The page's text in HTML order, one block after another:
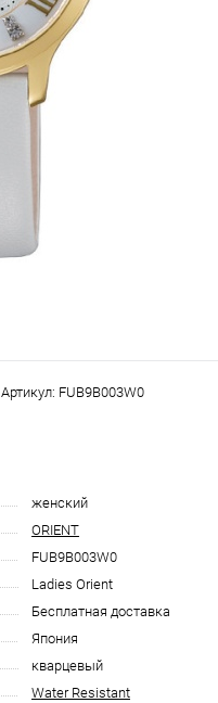
Артикул: FUB9B003W0
женский
ORIENT
FUB9B003W0
Ladies Orient
Бесплатная доставка
Япония
кварцевый
Water Resistant